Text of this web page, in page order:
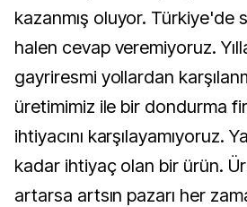
kazanmış oluyor. Türkiye'de
halen cevap veremiyoruz.
gayriresmi yollardan
üretimimiz ile bir dondurma
ihtiyacını karşılayamıyoruz.
kadar ihtiyaç olan bir ürün.
artarsa artsın pazarı her